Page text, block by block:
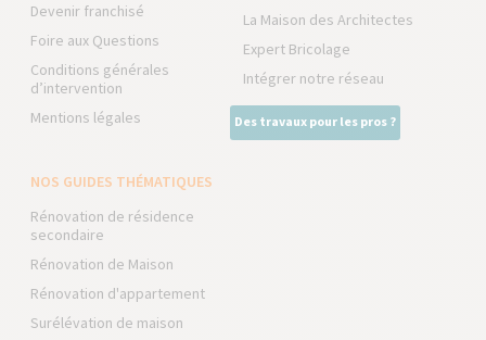
Devenir franchisé
Foire aux Questions
Conditions générales
d’intervention
Mentions légales
La Maison des Architectes
Expert Bricolage
Intégrer notre réseau
Des travaux pour les pros ?
NOS GUIDES THÉMATIQUES
Rénovation de résidence
secondaire
Rénovation de Maison
Rénovation d'appartement
Surélévation de maison